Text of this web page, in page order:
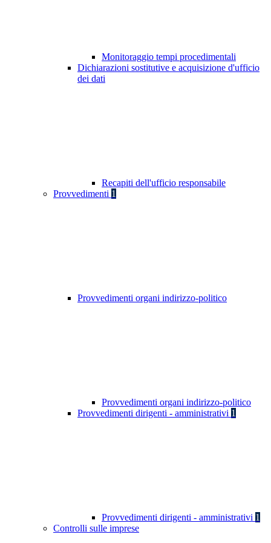
Monitoraggio tempi procedimentali
Dichiarazioni sostitutive e acquisizione d'ufficio
dei dati
Recapiti dell'ufficio responsabile
Provvedimenti 1
Provvedimenti organi indirizzo-politico
Provvedimenti organi indirizzo-politico
Provvedimenti dirigenti - amministrativi 1
Provvedimenti dirigenti - amministrativi 1
Controlli sulle imprese